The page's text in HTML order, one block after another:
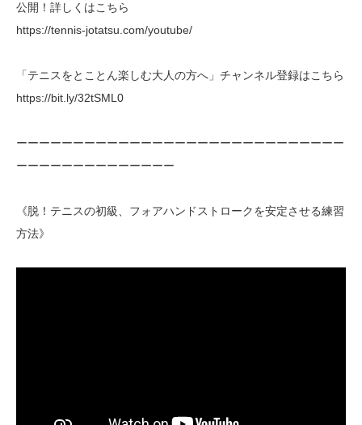
公開！詳しくはこちら
https://tennis-jotatsu.com/youtube/
「テニスをとことん楽しむ大人の方へ」チャンネル登録はこちら
https://bit.ly/32tSML0
ーーーーーーーーーーーーーーーーーーーーーーーーーーーーー
ーーーーーーーーーーーーーー
《脱！テニスの初級、フォアハンドストロークを安定させる練習
方法》